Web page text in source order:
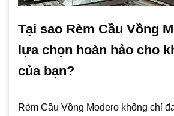
Tại sao Rèm Cầu Vồng
lựa chọn hoàn hảo cho
của bạn?
Rèm Cầu Vồng Modero không chỉ